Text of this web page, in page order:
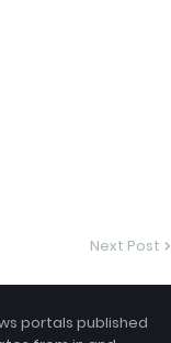
Next Post
portals published